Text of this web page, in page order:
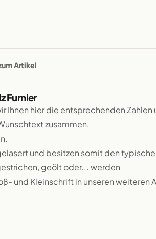
Artikel
Furnier
Ihnen hier die entsprechenden Zahlen
zusammen.
und besitzen somit den
geölt oder... werden
und Kleinschrift in unseren weiteren